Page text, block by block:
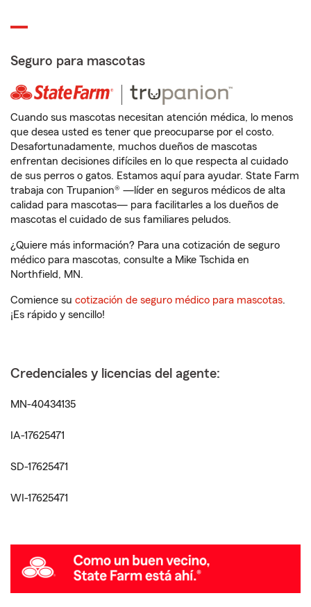
Seguro para mascotas
Cuando sus mascotas necesitan atención médica, lo menos
que desea usted es tener que preocuparse por el costo.
Desafortunadamente, muchos dueños de mascotas
enfrentan decisiones difíciles en lo que respecta al cuidado
de sus perros o gatos. Estamos aquí para ayudar. State Farm
trabaja con Trupanion® —líder en seguros médicos de alta
calidad para mascotas— para facilitarles a los dueños de
mascotas el cuidado de sus familiares peludos.
¿Quiere más información? Para una cotización de seguro
médico para mascotas, consulte a Mike Tschida en
Northfield, MN.
Comience su cotización de seguro médico para mascotas.
¡Es rápido y sencillo!
Credenciales y licencias del agente:
MN-40434135
IA-17625471
SD-17625471
WI-17625471